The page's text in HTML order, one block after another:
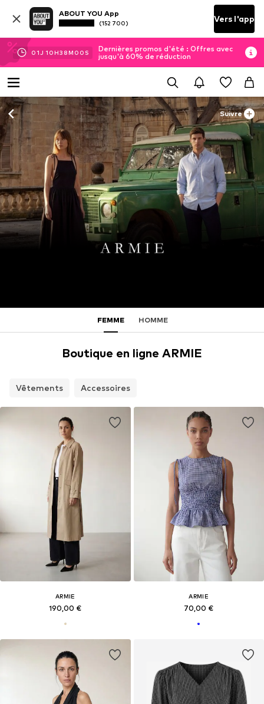
ABOUT YOU App
(152 700) Vers l'app
01J 10H37M 58S
Dernières promos d'été : Offres avec
jusqu'à 60% de réduction
Suivre
FEMME HOMME
Boutique en ligne ARMIE
Vêtements Accessoires
ARMIE
190,00 €
ARMIE
70,00 €